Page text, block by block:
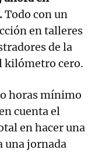
Todo con un
en talleres
de la
kilómetro cero.
horas mínimo
cuenta el
en hacer una
una jornada